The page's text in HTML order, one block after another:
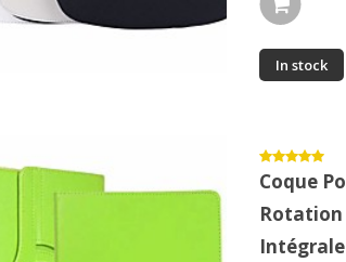
In stock
Coque
Rotation
Intégrale